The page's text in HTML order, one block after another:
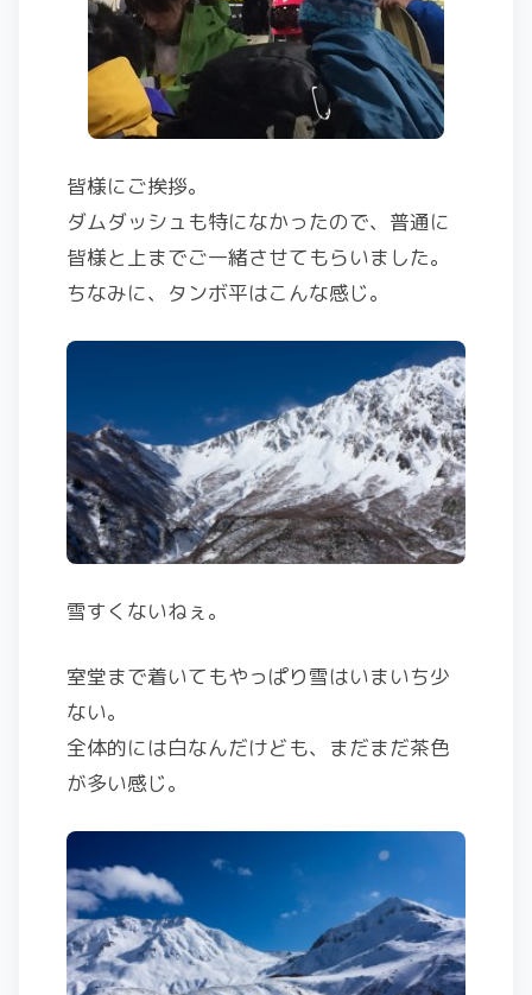
皆様にご挨拶。
ダムダッシュも特になかったので、普通に
皆様と上までご一緒させてもらいました。
ちなみに、タンボ平はこんな感じ。
雪すくないねぇ。
室堂まで着いてもやっぱり雪はいまいち少
ない。
全体的には白なんだけども、まだまだ茶色
が多い感じ。